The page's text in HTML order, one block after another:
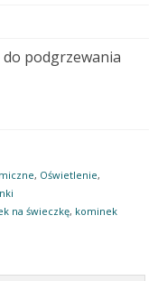
do podgrzewania
, Oświetlenie,
na świeczkę, kominek